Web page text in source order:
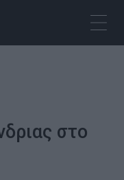
στο